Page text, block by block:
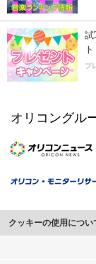
試
ト
プ
オリコングル
クッキーの使用につい
このサイトでは